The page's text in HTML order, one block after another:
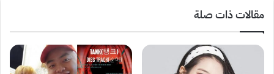
مقالات ذات صلة